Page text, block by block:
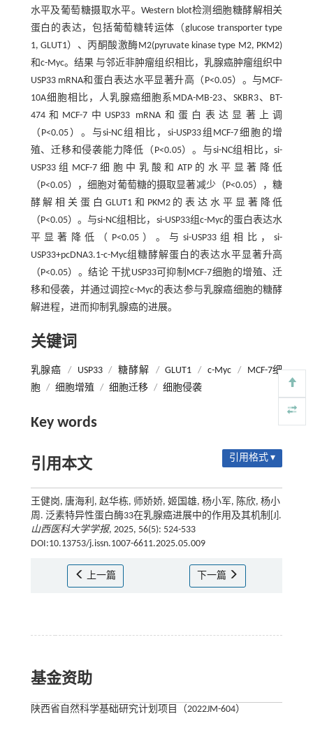
水平及葡萄糖摄取水平。Western blot检测细胞糖酵解相关
蛋白的表达，包括葡萄糖转运体（glucose transporter type
1, GLUT1）、丙酮酸激酶M2(pyruvate kinase type M2, PKM2)
和c-Myc。结果 与邻近非肿瘤组织相比，乳腺癌肿瘤组织中
USP33 mRNA和蛋白表达水平显著升高（P<0.05）。与MCF-
10A细胞相比，人乳腺癌细胞系MDA-MB-23、SKBR3、BT-
474和MCF-7中USP33 mRNA和蛋白表达显著上调
（P<0.05）。与si-NC组相比，si-USP33组MCF-7细胞的增
殖、迁移和侵袭能力降低（P<0.05）。与si-NC组相比，si-
USP33组MCF-7细胞中乳酸和ATP的水平显著降低
（P<0.05），细胞对葡萄糖的摄取显著减少（P<0.05），糖
酵解相关蛋白GLUT1和PKM2的表达水平显著降低
（P<0.05）。与si-NC组相比，si-USP33组c-Myc的蛋白表达水
平显著降低（P<0.05）。与si-USP33组相比，si-
USP33+pcDNA3.1-c-Myc组糖酵解蛋白的表达水平显著升高
（P<0.05）。结论 干扰USP33可抑制MCF-7细胞的增殖、迁
移和侵袭，并通过调控c-Myc的表达参与乳腺癌细胞的糖酵
解进程，进而抑制乳腺癌的进展。
关键词
乳腺癌 / USP33 / 糖酵解 / GLUT1 / c-Myc /
MCF-7细
胞 / 细胞增殖 / 细胞迁移 / 细胞侵袭
Key words
引用本文 引用格式 ▾
王健岗, 唐海利, 赵华栋, 师娇娇, 姬国雄, 杨小军, 陈欣, 杨小
周. 泛素特异性蛋白酶33在乳腺癌进展中的作用及其机制[J].
山西医科大学学报, 2025, 56(5): 524-533
DOI:10.13753/j.issn.1007-6611.2025.05.009
上一篇 下一篇
基金资助
陕西省自然科学基础研究计划项目（2022JM-604）